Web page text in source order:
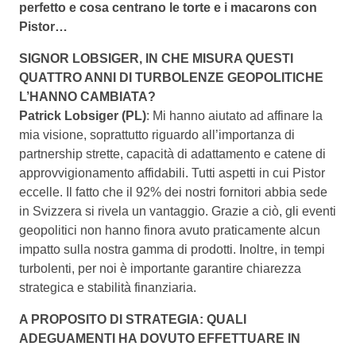
perfetto e cosa centrano le torte e i macarons con
Pistor…
SIGNOR LOBSIGER, IN CHE MISURA QUESTI
QUATTRO ANNI DI TURBOLENZE GEOPOLITICHE
L’HANNO CAMBIATA?
Patrick Lobsiger (PL): Mi hanno aiutato ad affinare la
mia visione, soprattutto riguardo all’importanza di
partnership strette, capacità di adattamento e catene di
approvvigionamento affidabili. Tutti aspetti in cui Pistor
eccelle. Il fatto che il 92% dei nostri fornitori abbia sede
in Svizzera si rivela un vantaggio. Grazie a ciò, gli eventi
geopolitici non hanno finora avuto praticamente alcun
impatto sulla nostra gamma di prodotti. Inoltre, in tempi
turbolenti, per noi è importante garantire chiarezza
strategica e stabilità finanziaria.
A PROPOSITO DI STRATEGIA: QUALI
ADEGUAMENTI HA DOVUTO EFFETTUARE IN